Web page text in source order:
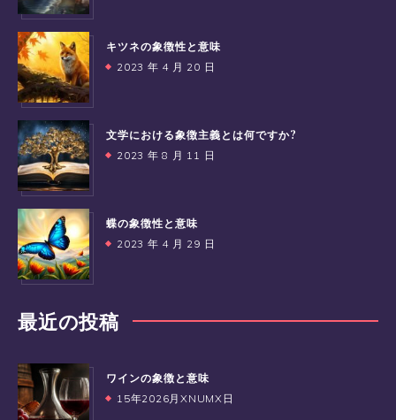
キツネの象徴性と意味
2023 年 4 月 20 日
文学における象徴主義とは何ですか?
2023 年 8 月 11 日
蝶の象徴性と意味
2023 年 4 月 29 日
最近の投稿
ワインの象徴と意味
15年2026月XNUMX日